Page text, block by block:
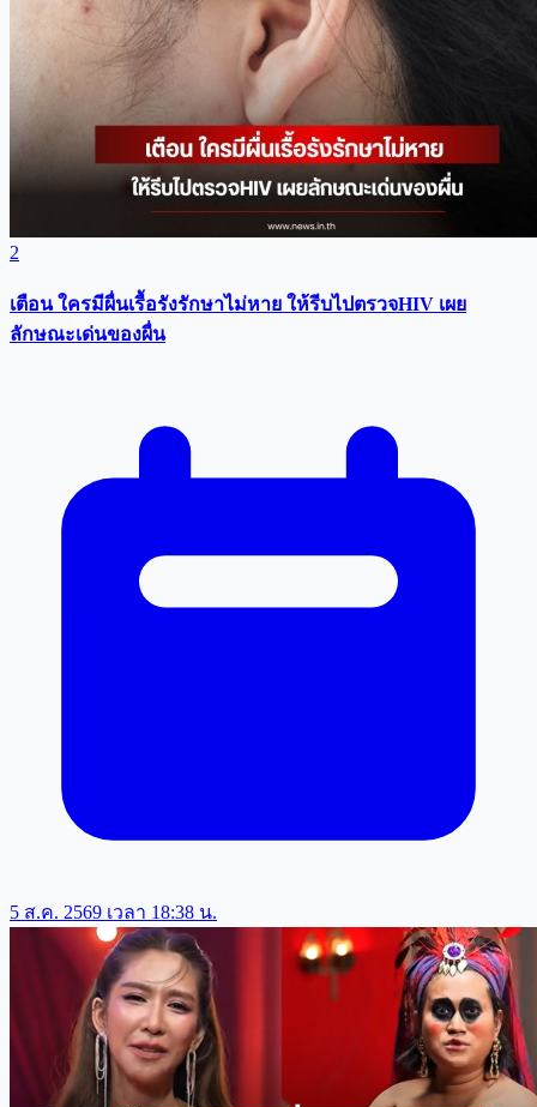
2
เตือน ใครมีผื่นเรื้อรังรักษาไม่หาย ให้รีบไปตรวจHIV เผย
ลักษณะเด่นของผื่น
5 ส.ค. 2569 เวลา 18:38 น.